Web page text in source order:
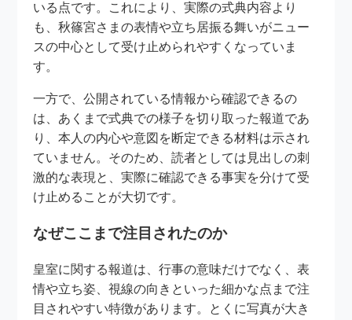
いる点です。これにより、実際の式典内容より
も、秋篠宮さまの表情や立ち居振る舞いがニュー
スの中心として受け止められやすくなっていま
す。
一方で、公開されている情報から確認できるの
は、あくまで式典での様子を切り取った報道であ
り、本人の内心や意図を断定できる材料は示され
ていません。そのため、読者としては見出しの刺
激的な表現と、実際に確認できる事実を分けて受
け止めることが大切です。
なぜここまで注目されたのか
皇室に関する報道は、行事の意味だけでなく、表
情や立ち姿、視線の向きといった細かな点まで注
目されやすい特徴があります。とくに写真が大き